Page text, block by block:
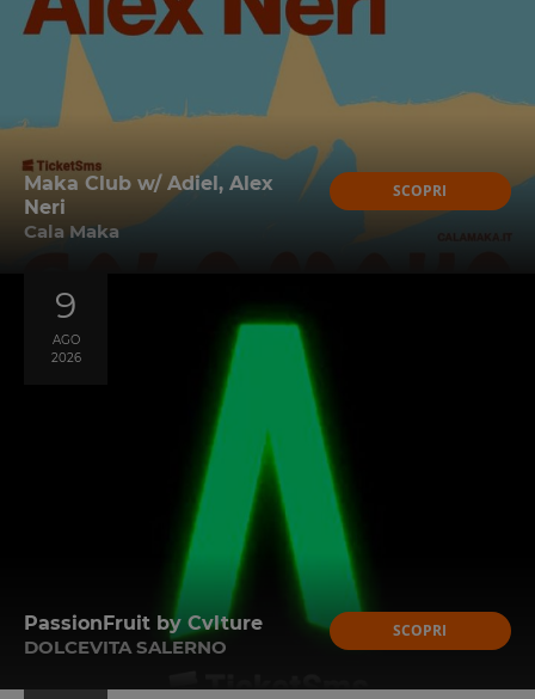
Maka Club w/ Adiel, Alex
Neri
Cala Maka
SCOPRI
9
AGO
2026
PassionFruit by Cvlture
DOLCEVITA SALERNO
SCOPRI